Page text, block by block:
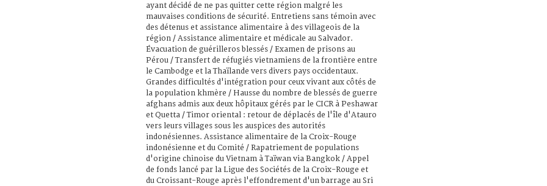
ayant décidé de ne pas quitter cette région malgré les
mauvaises conditions de sécurité. Entretiens sans témoin avec
des détenus et assistance alimentaire à des villageois de la
région / Assistance alimentaire et médicale au Salvador.
Évacuation de guérilleros blessés / Examen de prisons au
Pérou / Transfert de réfugiés vietnamiens de la frontière entre
le Cambodge et la Thaïlande vers divers pays occidentaux.
Grandes difficultés d'intégration pour ceux vivant aux côtés de
la population khmère / Hausse du nombre de blessés de guerre
afghans admis aux deux hôpitaux gérés par le CICR à Peshawar
et Quetta / Timor oriental : retour de déplacés de l'île d'Atauro
vers leurs villages sous les auspices des autorités
indonésiennes. Assistance alimentaire de la Croix-Rouge
indonésienne et du Comité / Rapatriement de populations
d'origine chinoise du Vietnam à Taïwan via Bangkok / Appel
de fonds lancé par la Ligue des Sociétés de la Croix-Rouge et
du Croissant-Rouge après l'effondrement d'un barrage au Sri